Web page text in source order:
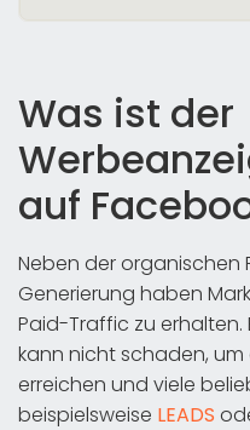
Was ist der
auf
Neben der
Generierung haben
Paid-Traffic zu erhalten.
kann nicht schaden,
erreichen und viele
beispielsweise LEADS